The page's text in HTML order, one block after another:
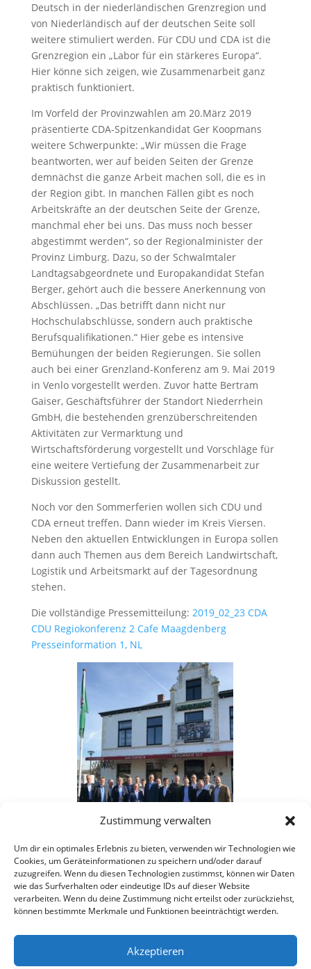
Zustimmung verwalten
Um dir ein optimales Erlebnis zu bieten, verwenden wir Technologien wie
Cookies, um Geräteinformationen zu speichern und/oder darauf
zuzugreifen. Wenn du diesen Technologien zustimmst, können wir Daten
wie das Surfverhalten oder eindeutige IDs auf dieser Website
verarbeiten. Wenn du deine Zustimmung nicht erteilst oder zurückziehst,
können bestimmte Merkmale und Funktionen beeinträchtigt werden.
Akzeptieren
Deutsch in der niederländischen Grenzregion und
von Niederländisch auf der deutschen Seite soll
weitere stimuliert werden. Für CDU und CDA ist die
Grenzregion ein „Labor für ein stärkeres Europa“.
Hier könne sich zeigen, wie Zusammenarbeit ganz
praktisch funktioniert.
Im Vorfeld der Provinzwahlen am 20.März 2019
präsentierte CDA-Spitzenkandidat Ger Koopmans
weitere Schwerpunkte: „Wir müssen die Frage
beantworten, wer auf beiden Seiten der Grenze
demnächst die ganze Arbeit machen soll, die es in
der Region gibt. In manchen Fällen gibt es noch
Arbeitskräfte an der deutschen Seite der Grenze,
manchmal eher bei uns. Das muss noch besser
abgestimmt werden“, so der Regionalminister der
Provinz Limburg. Dazu, so der Schwalmtaler
Landtagsabgeordnete und Europakandidat Stefan
Berger, gehört auch die bessere Anerkennung von
Abschlüssen. „Das betrifft dann nicht nur
Hochschulabschlüsse, sondern auch praktische
Berufsqualifikationen.“ Hier gebe es intensive
Bemühungen der beiden Regierungen. Sie sollen
auch bei einer Grenzland-Konferenz am 9. Mai 2019
in Venlo vorgestellt werden. Zuvor hatte Bertram
Gaiser, Geschäftsführer der Standort Niederrhein
GmbH, die bestehenden grenzüberschreitenden
Aktivitäten zur Vermarktung und
Wirtschaftsförderung vorgestellt und Vorschläge für
eine weitere Vertiefung der Zusammenarbeit zur
Diskussion gestellt.
Noch vor den Sommerferien wollen sich CDU und
CDA erneut treffen. Dann wieder im Kreis Viersen.
Neben den aktuellen Entwicklungen in Europa sollen
dann auch Themen aus dem Bereich Landwirtschaft,
Logistik und Arbeitsmarkt auf der Tagesordnung
stehen.
Die vollständige Pressemitteilung: 2019_02_23 CDA
CDU Regiokonferenz 2 Cafe Maagdenberg
Presseinformation 1, NL